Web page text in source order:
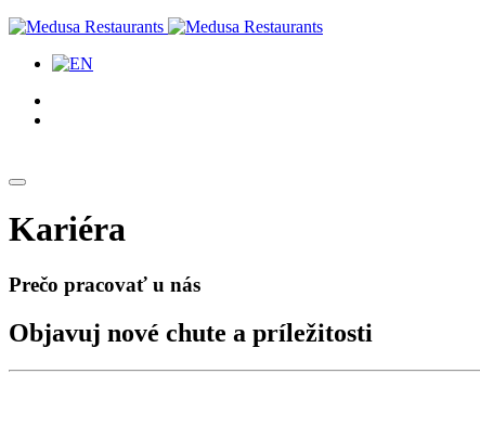
Kariéra
Prečo pracovať u nás
Objavuj nové chute a príležitosti